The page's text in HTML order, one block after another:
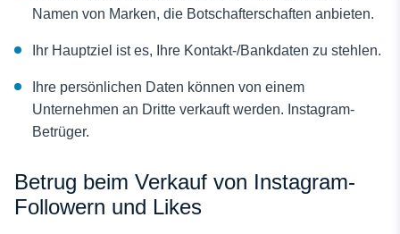
Namen von Marken, die Botschafterschaften anbieten.
Ihr Hauptziel ist es, Ihre Kontakt-/Bankdaten zu stehlen.
Ihre persönlichen Daten können von einem
Unternehmen an Dritte verkauft werden. Instagram-
Betrüger.
Betrug beim Verkauf von Instagram-
Followern und Likes